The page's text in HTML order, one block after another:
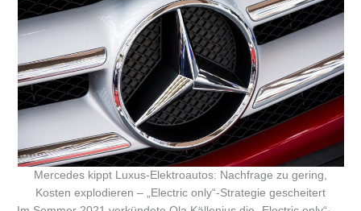
Mercedes kippt Luxus-Elektroautos: Nachfrage zu gering,
Kosten explodieren – „Electric only“-Strategie gescheitert